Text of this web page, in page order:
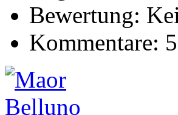
Bewertung:
Kommentare: 5